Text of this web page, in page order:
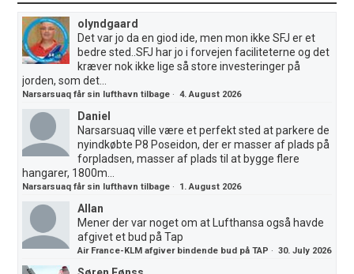
olyndgaard
Det var jo da en giod ide, men mon ikke SFJ er et
bedre sted..SFJ har jo i forvejen faciliteterne og det
kræver nok ikke lige så store investeringer på
jorden, som det...
Narsarsuaq får sin lufthavn tilbage ·4. August 2026
Daniel
Narsarsuaq ville være et perfekt sted at parkere de
nyindkøbte P8 Poseidon, der er masser af plads på
forpladsen, masser af plads til at bygge flere
hangarer, 1800m...
Narsarsuaq får sin lufthavn tilbage · 1. August 2026
Allan
Mener der var noget om at Lufthansa også havde
afgivet et bud på Tap
Air France-KLM afgiver bindende bud på TAP ·30. July 2026